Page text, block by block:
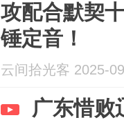
攻配合默契
锤定音！
云间拾光客 2025-
广东惜败